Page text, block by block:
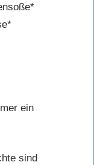
ein
sind